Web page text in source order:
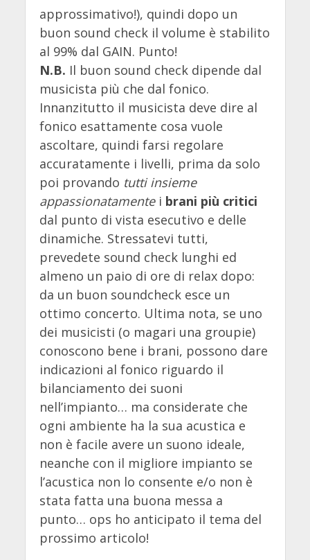
approssimativo!), quindi dopo un
buon sound check il volume è stabilito
al 99% dal GAIN. Punto!
N.B. Il buon sound check dipende dal
musicista più che dal fonico.
Innanzitutto il musicista deve dire al
fonico esattamente cosa vuole
ascoltare, quindi farsi regolare
accuratamente i livelli, prima da solo
poi provando tutti insieme
appassionatamentei brani più critici
dal punto di vista esecutivo e delle
dinamiche. Stressatevi tutti,
prevedete sound check lunghi ed
almeno un paio di ore di relax dopo:
da un buon soundcheck esce un
ottimo concerto. Ultima nota, se uno
dei musicisti (o magari una groupie)
conoscono bene i brani, possono dare
indicazioni al fonico riguardo il
bilanciamento dei suoni
nell’impianto… ma considerate che
ogni ambiente ha la sua acustica e
non è facile avere un suono ideale,
neanche con il migliore impianto se
l’acustica non lo consente e/o non è
stata fatta una buona messa a
punto… ops ho anticipato il tema del
prossimo articolo!